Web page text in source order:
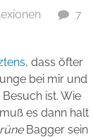
7
, dass öfter
bei mir und
ist. Wie
es dann halt
Bagger sein